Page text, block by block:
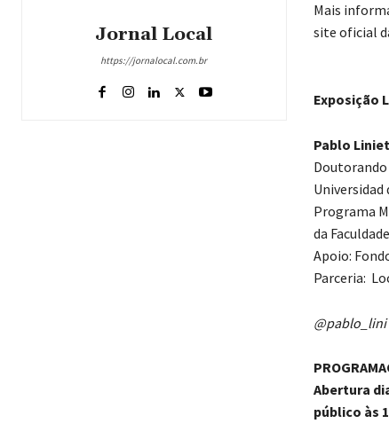
Jornal Local
https://jornalocal.com.br
Mais
site oficial
Exposição
Pablo
Doutorando
Universidad
Programa
da
Apoio:
Parceria:
@pablo_lini
Abertura
público às